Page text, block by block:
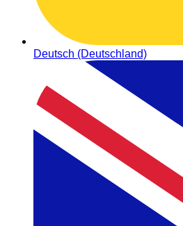
Deutsch (Deutschland)